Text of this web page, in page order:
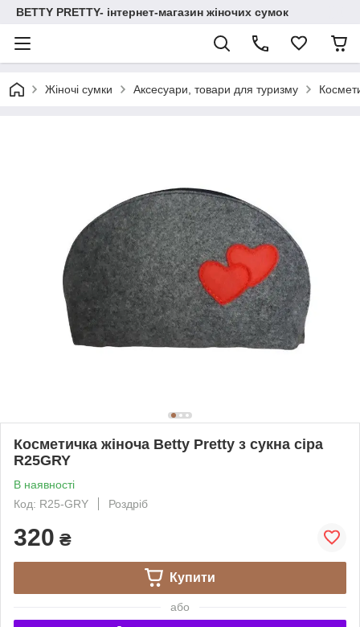
BETTY PRETTY- інтернет-магазин жіночих сумок
Жіночі сумки Аксесуари, товари для туризму
Косметичка жіноча Betty Pretty з сукна сіра
R25GRY
В наявності
Код: R25-GRY
Роздріб
320 ₴
Купити
або